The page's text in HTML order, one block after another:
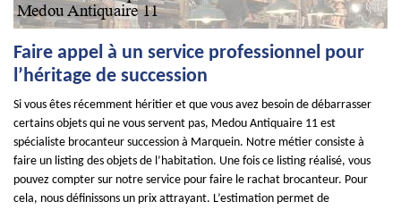
Faire appel à un service professionnel pour
l’héritage de succession
Si vous êtes récemment héritier et que vous avez besoin de débarrasser
certains objets qui ne vous servent pas, Medou Antiquaire 11 est
spécialiste brocanteur succession à Marquein. Notre métier consiste à
faire un listing des objets de l’habitation. Une fois ce listing réalisé, vous
pouvez compter sur notre service pour faire le rachat brocanteur. Pour
cela, nous définissons un prix attrayant. L’estimation permet de